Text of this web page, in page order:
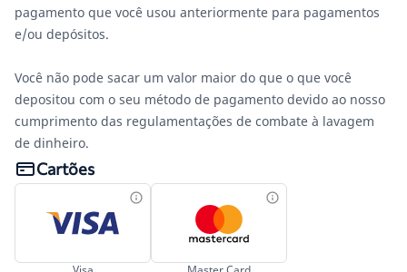
pagamento que você usou anteriormente para pagamentos
e/ou depósitos.
Você não pode sacar um valor maior do que o que você
depositou com o seu método de pagamento devido ao nosso
cumprimento das regulamentações de combate à lavagem
de dinheiro.
Cartões